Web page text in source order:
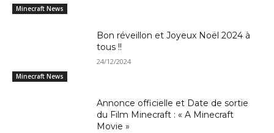
Minecraft News
Minecraft News
Bon réveillon et Joyeux Noël 2024 à
tous !!
24/12/2024
Annonce officielle et Date de sortie
du Film Minecraft : « A Minecraft
Movie »